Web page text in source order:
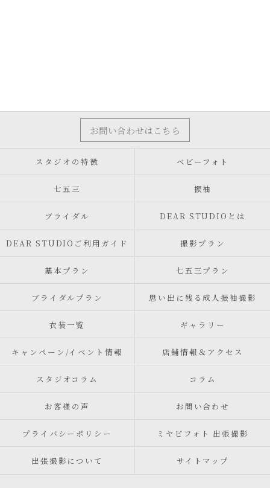
お問い合わせはこちら
スタジオの特徴 ベビーフォト
七五三 振袖
ブライダル DEAR STUDIOとは
DEAR STUDIOご利用ガイド 撮影プラン
基本プラン 七五三プラン
ブライダルプラン 思い出に残る成人振袖撮影
衣装一覧 ギャラリー
キャンペーン/イベント情報 店舗情報＆アクセス
スタジオコラム コラム
お客様の声 お問い合わせ
プライバシーポリシー ミヤビフォト 出張撮影
出張撮影について サイトマップ